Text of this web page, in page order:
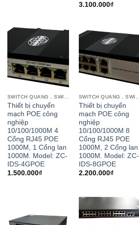
3.100.000₫
Thiết bị chuyển
mạch POE công
nghiệp
10/100/1000M 4
Cổng RJ45 POE
1000M, 1 Cổng lan
1000M. Model: ZC-
IDS-4GPOE
1.500.000₫
Thiết bị chuyển
mạch POE công
nghiệp
10/100/1000M 8
Cổng RJ45 POE
1000M, 2 Cổng lan
1000M. Model: ZC-
IDS-8GPOE
2.200.000₫